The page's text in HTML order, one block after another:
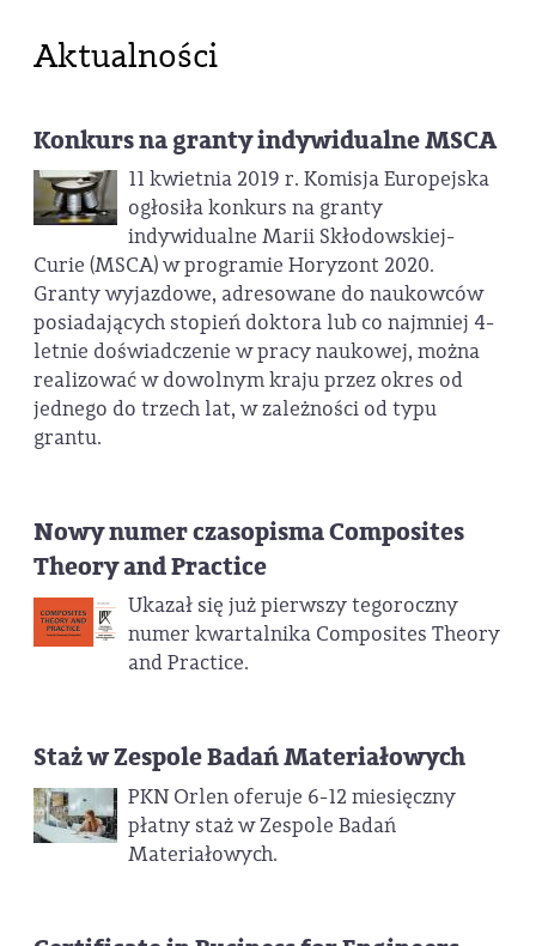
Aktualności
Konkurs na granty indywidualne MSCA
11 kwietnia 2019 r. Komisja Europejska
ogłosiła konkurs na granty
indywidualne Marii Skłodowskiej-
Curie (MSCA) w programie Horyzont 2020.
Granty wyjazdowe, adresowane do naukowców
posiadających stopień doktora lub co najmniej 4-
letnie doświadczenie w pracy naukowej, można
realizować w dowolnym kraju przez okres od
jednego do trzech lat, w zależności od typu
grantu.
Nowy numer czasopisma Composites
Theory and Practice
Ukazał się już pierwszy tegoroczny
numer kwartalnika Composites Theory
and Practice.
Staż w Zespole Badań Materiałowych
PKN Orlen oferuje 6-12 miesięczny
płatny staż w Zespole Badań
Materiałowych.